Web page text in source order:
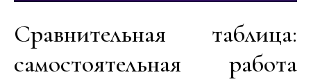
Сравнительная таблица:
самостоятельная работа